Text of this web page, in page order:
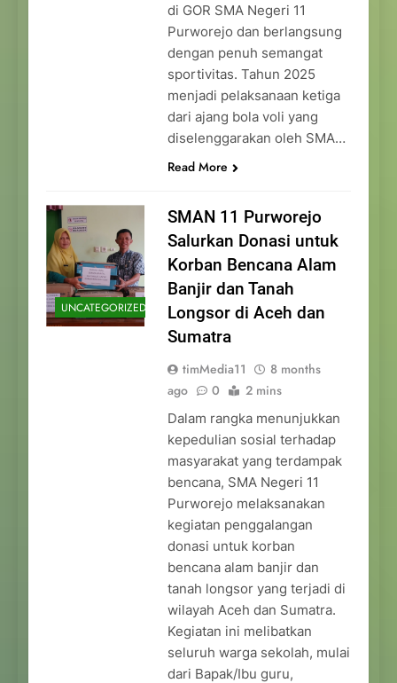
di GOR SMA Negeri 11
Purworejo dan berlangsung
dengan penuh semangat
sportivitas. Tahun 2025
menjadi pelaksanaan ketiga
dari ajang bola voli yang
diselenggarakan oleh SMA…
Read More
UNCATEGORIZED
SMAN 11 Purworejo
Salurkan Donasi untuk
Korban Bencana Alam
Banjir dan Tanah
Longsor di Aceh dan
Sumatra
timMedia11
8 months
ago
0 2 mins
Dalam rangka menunjukkan
kepedulian sosial terhadap
masyarakat yang terdampak
bencana, SMA Negeri 11
Purworejo melaksanakan
kegiatan penggalangan
donasi untuk korban
bencana alam banjir dan
tanah longsor yang terjadi di
wilayah Aceh dan Sumatra.
Kegiatan ini melibatkan
seluruh warga sekolah, mulai
dari Bapak/Ibu guru,